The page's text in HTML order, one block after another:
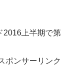
上半期で第
ポンサーリンク